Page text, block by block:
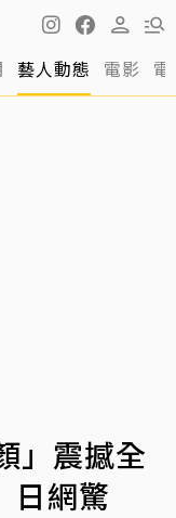
藝人動態 電影
」震撼全
網驚